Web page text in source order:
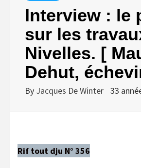
Interview : le
sur les
Nivelles. [
Dehut,
By Jacques De Winter 33
Rif tout dju N° 356